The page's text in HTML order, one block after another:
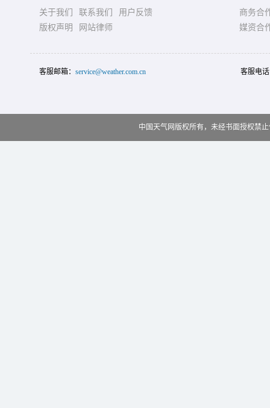
关于我们 联系我们
用户反馈
版权声明
网站律师
商务合
媒资合
客服邮箱： service@weather.com.cn 客服电
中国天气网版权所有，未经书面授权